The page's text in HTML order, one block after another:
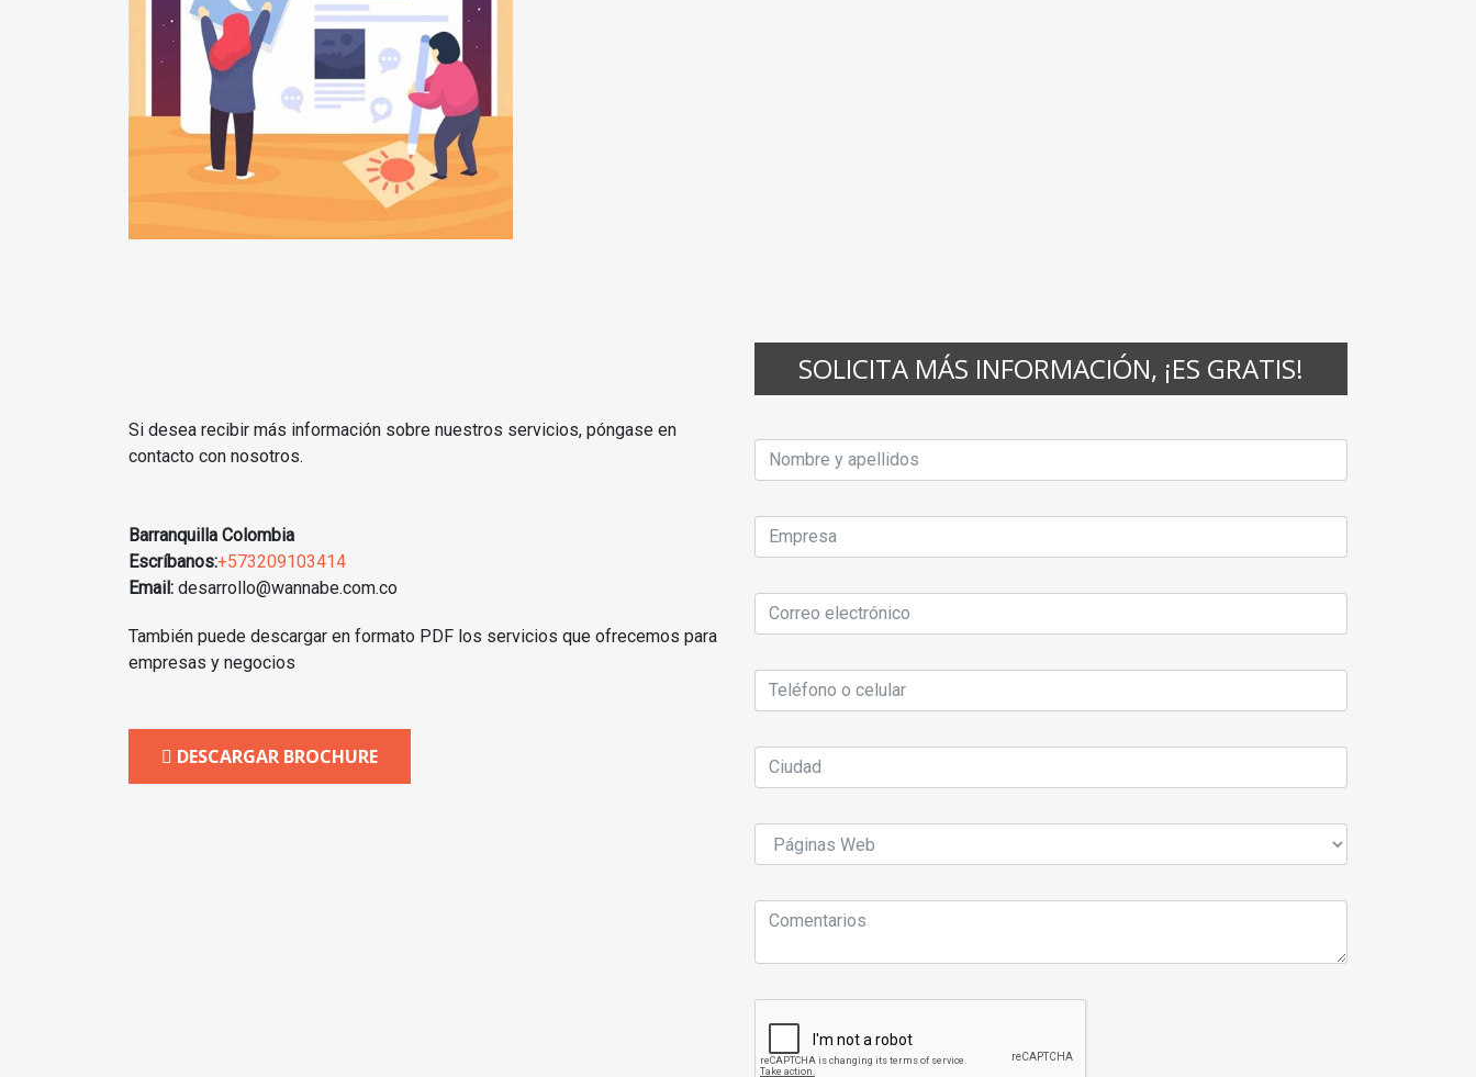
Si desea recibir más información sobre nuestros servicios, póngase en
contacto con nosotros.
Barranquilla Colombia
Escríbanos:+573209103414
Email: desarrollo@wannabe.com.co
También puede descargar en formato PDF los servicios que ofrecemos para
empresas y negocios
DESCARGAR BROCHURE
SOLICITA MÁS INFORMACIÓN, ¡ES GRATIS!